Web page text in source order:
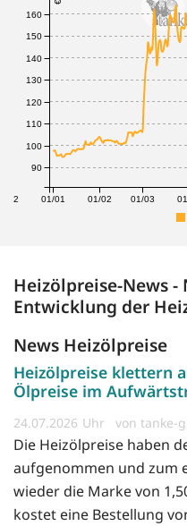
12 01/01 01/02 01/03
90
100
110
120
130
140
150
160
Heizölpreise-News
Entwicklung der
News Heizölpreise
Heizölpreise klettern
Ölpreise im
24.07.2026 von tanke-
Die Heizölpreise haben
aufgenommen und zum
wieder die Marke von
kostet eine Bestellung